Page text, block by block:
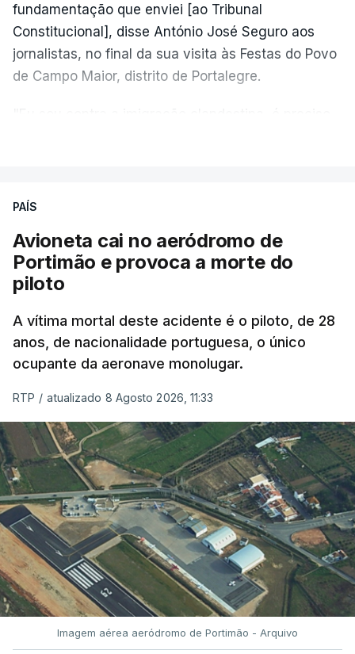
fundamentação que enviei [ao Tribunal
Constitucional], disse António José Seguro aos
jornalistas, no final da sua visita às Festas do Povo
de Campo Maior, distrito de Portalegre.
nada disto é incompatível com tratarmos com
crianças", acrescentou.
António José Seguro mostrou dúvidas sobre se é
ERROR ON HTML5 MEDIA ELEMENT
ESTE CONTEÚDO ESTÁ NESTE
MOMENTO INDISPONÍVEL
O Chega considerou "de uma enorme gravidade" a
decisão do Presidente da Repúblicade enviar para
o Tribunal Constitucional o decreto sobre retorno
de estrangeiros, sustentando tratar-se de "uma
irresponsabilidade".
PAÍS
Avioneta cai no aeródromo de
Portimão e provoca a morte do
piloto
A vítima mortal deste acidente é o piloto, de 28
anos, de nacionalidade portuguesa, o único
ocupante da aeronave monolugar.
RTP / atualizado 8 Agosto 2026, 11:33
Imagem aérea aeródromo de Portimão - Arquivo